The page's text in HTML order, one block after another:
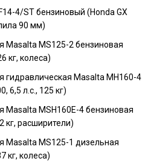
4/ST бензиновый (Honda GX
90 мм)
Masalta MS125-2 бензиновая
кг, колеса)
гидравлическая Masalta MH160-4
6,5 л.с., 125 кг)
Masalta MSH160E-4 бензиновая
кг, расширители)
Masalta MS125-1 дизельная
кг, колеса)